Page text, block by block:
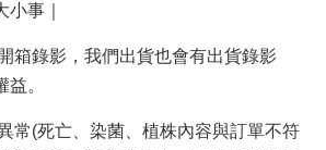
小事｜
箱錄影，我們出貨也會有出貨錄影
。
常(死亡、染菌、植株內容與訂單不符